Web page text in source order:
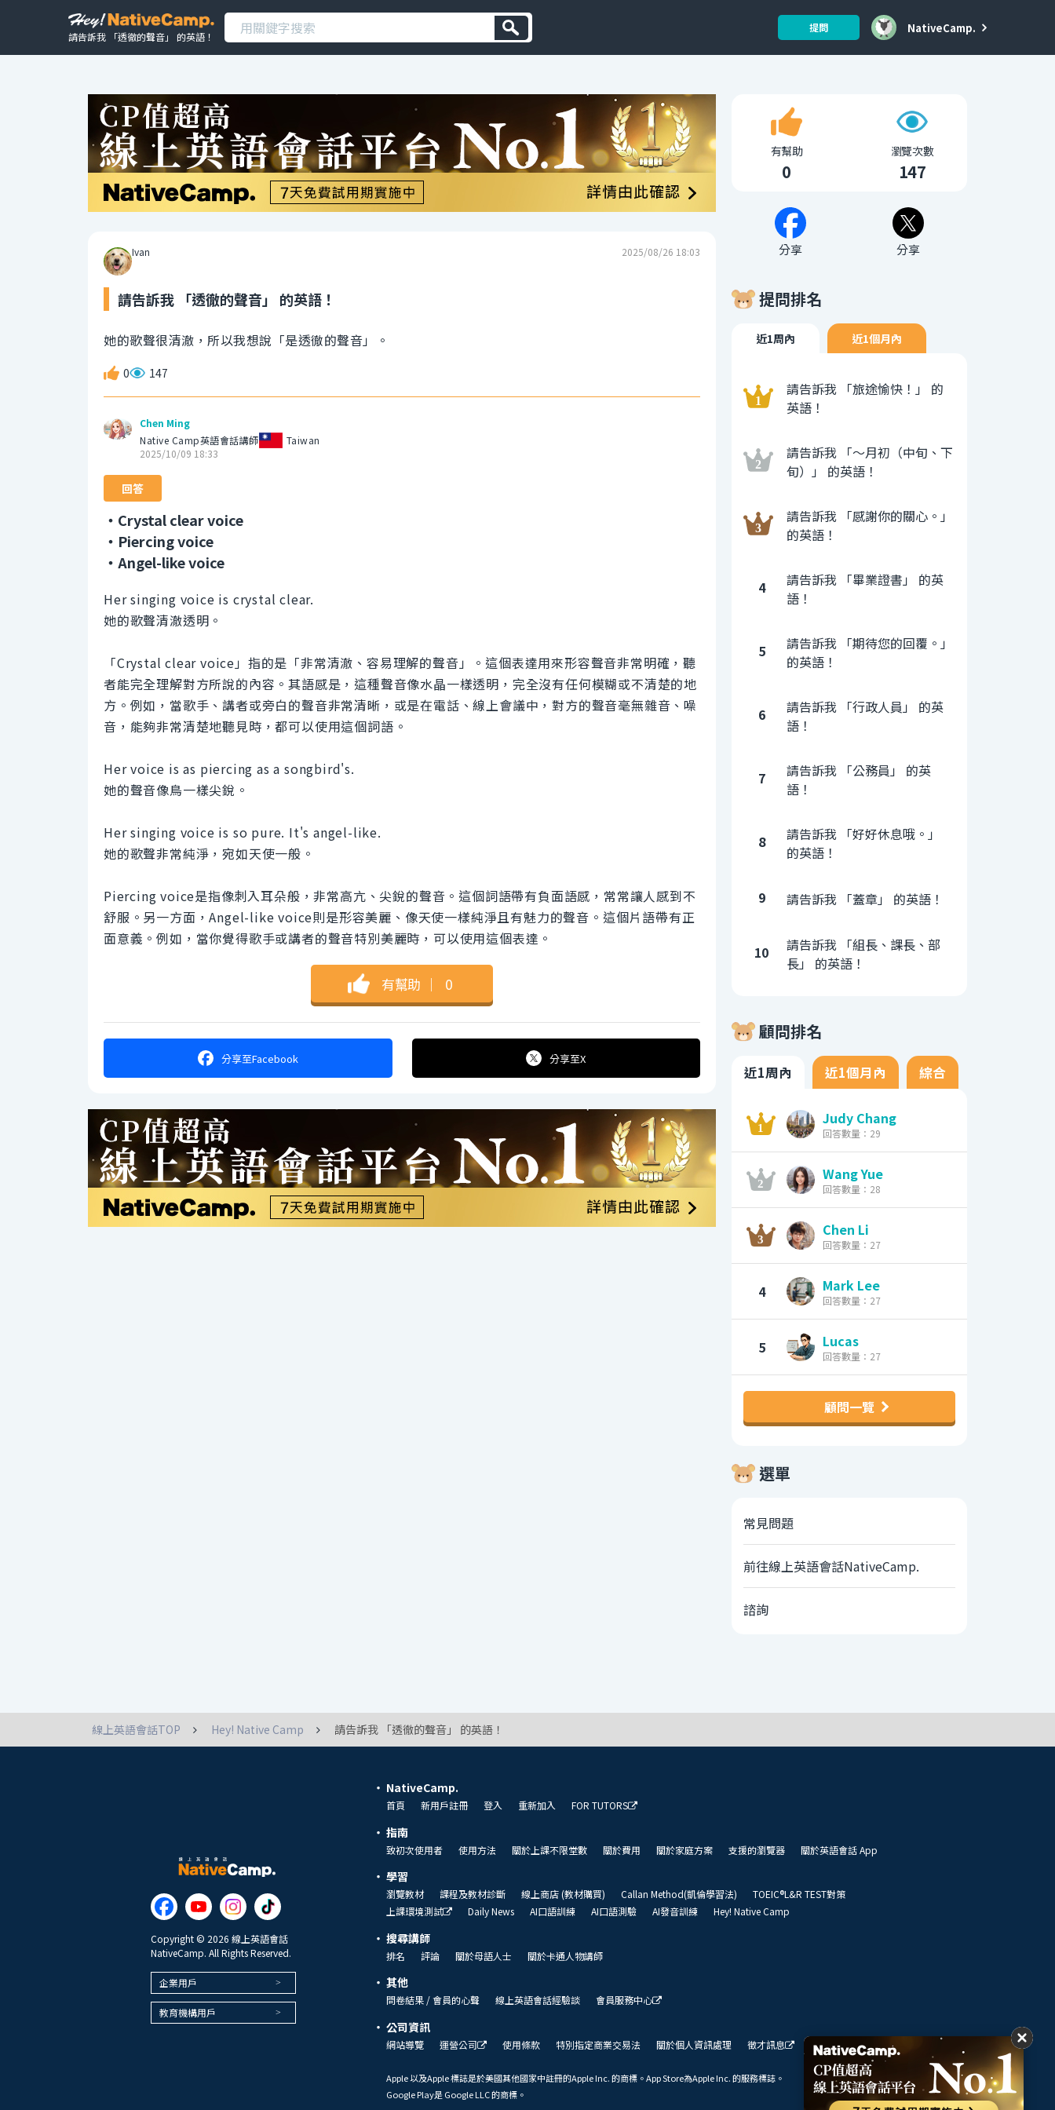
請告訴我 「透徹的聲音」 的英語！
提問 NativeCamp.
Ivan 2025/08/26 18:03
請告訴我 「透徹的聲音」 的英語！
她的歌聲很清澈，所以我想說「是透徹的聲音」。
0 147
Chen Ming
Native Camp英語會話講師
Taiwan
2025/10/09 18:33
回答
・Crystal clear voice
・Piercing voice
・Angel-like voice
Her singing voice is crystal clear.
她的歌聲清澈透明。
「Crystal clear voice」指的是「非常清澈、容易理解的聲音」。這個表達用來形容聲音非常明確，聽
者能完全理解對方所說的內容。其語感是，這種聲音像水晶一樣透明，完全沒有任何模糊或不清楚的地
方。例如，當歌手、講者或旁白的聲音非常清晰，或是在電話、線上會議中，對方的聲音毫無雜音、噪
音，能夠非常清楚地聽見時，都可以使用這個詞語。
Her voice is as piercing as a songbird's.
她的聲音像鳥一樣尖銳。
Her singing voice is so pure. It's angel-like.
她的歌聲非常純淨，宛如天使一般。
Piercing voice是指像刺入耳朵般，非常高亢、尖銳的聲音。這個詞語帶有負面語感，常常讓人感到不
舒服。另一方面，Angel-like voice則是形容美麗、像天使一樣純淨且有魅力的聲音。這個片語帶有正
面意義。例如，當你覺得歌手或講者的聲音特別美麗時，可以使用這個表達。
有幫助 ｜ 0
分享至Facebook 分享至X
有幫助
0
瀏覽次數
147
分享 分享
提問排名
近1周內 近1個月內
請告訴我 「旅途愉快！」 的
英語！
請告訴我 「〜月初（中旬、下
旬）」 的英語！
請告訴我 「感謝你的關心。」
的英語！
4
請告訴我 「畢業證書」 的英
語！
5
請告訴我 「期待您的回覆。」
的英語！
6
請告訴我 「行政人員」 的英
語！
7
請告訴我 「公務員」 的英
語！
8
請告訴我 「好好休息哦。」
的英語！
9 請告訴我 「蓋章」 的英語！
10
請告訴我 「組長、課長、部
長」 的英語！
顧問排名
近1周內 近1個月內 綜合
Judy Chang
回答數量：29
Wang Yue
回答數量：28
Chen Li
回答數量：27
4 Mark Lee
回答數量：27
5 Lucas
回答數量：27
顧問一覽
選單
常見問題
前往線上英語會話NativeCamp.
諮詢
線上英語會話TOP Hey! Native Camp 請告訴我 「透徹的聲音」 的英語！
Copyright © 2026 線上英語會話
NativeCamp. All Rights Reserved.
企業用戶
教育機構用戶
NativeCamp.
首頁 新用戶註冊 登入 重新加入 FOR TUTORS
指南
致初次使用者 使用方法 關於上課不限堂數 關於費用 關於家庭方案 支援的瀏覽器 關於英語會話 App
學習
瀏覽教材 課程及教材診斷 線上商店 (教材購買) Callan Method(凱倫學習法)
TOEIC®L&R TEST對策
上課環境測試
Daily News AI口語訓練 AI口語測驗 AI發音訓練 Hey! Native Camp
搜尋講師
排名 評論 關於母語人士 關於卡通人物講師
其他
問卷結果 / 會員的心聲 線上英語會話經驗談 會員服務中心
公司資訊
網站導覽 運營公司 使用條款 特別指定商業交易法 關於個人資訊處理 徵才訊息 我們的展望
Apple 以及Apple 標誌是於美國其他國家中註冊的Apple Inc. 的商標。App Store為Apple Inc. 的服務標誌。
Google Play是 Google LLC 的商標。